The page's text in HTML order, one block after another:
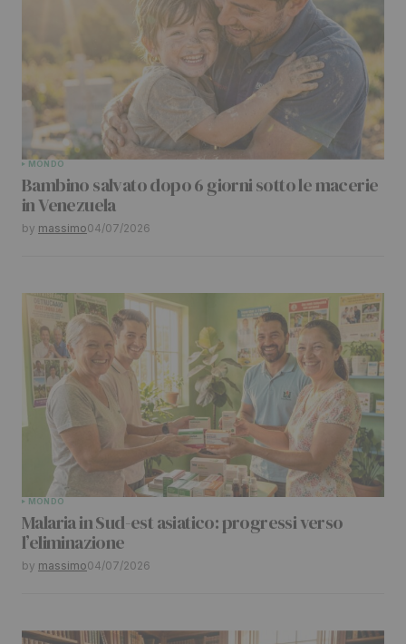
MONDO
Bambino salvato dopo 6 giorni sotto le macerie
in Venezuela
by massimo04/07/2026
MONDO
Malaria in Sud-est asiatico: progressi verso
l’eliminazione
by massimo04/07/2026